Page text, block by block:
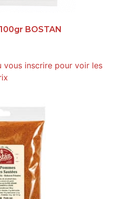
BOSTAN
vous inscrire pour voir les